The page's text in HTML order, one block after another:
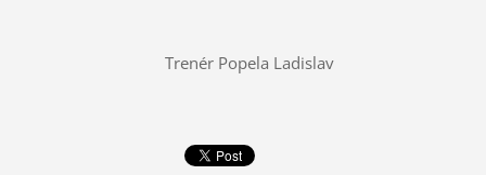
Trenér Popela Ladislav